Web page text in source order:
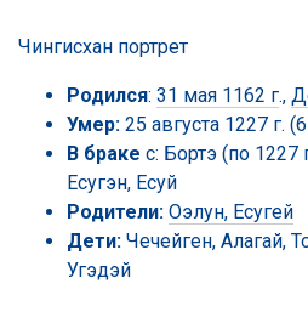
Чингисхан портрет
Родился: 31 мая 1162 г.,
Умер: 25 августа 1227 г.
В браке с: Бортэ (по 1227
Есугэн, Есуй
Родители: Оэлун, Есугей
Дети: Чечейген, Алагай,
Угэдэй